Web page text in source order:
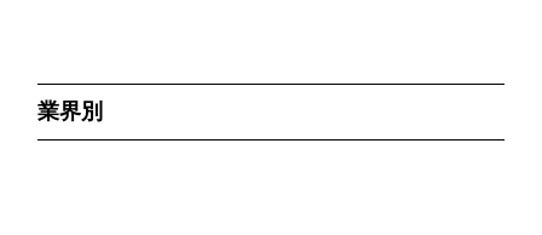
業界別